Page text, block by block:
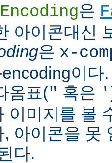
은
아이콘대신
은 x-
encoding이다
옴표(" 혹은 '
이미지를 볼
, 아이콘을 못
다.